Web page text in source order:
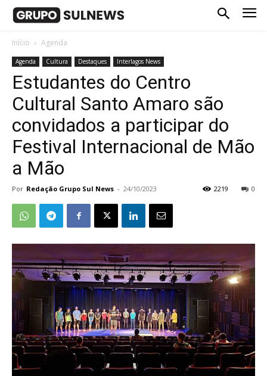
Início Agenda
Agenda Cultura Destaques Interlagos News
Estudantes do Centro
Cultural Santo Amaro são
convidados a participar do
Festival Internacional de Mão
a Mão
Por Redação Grupo Sul News - 24/10/2023 0
2219